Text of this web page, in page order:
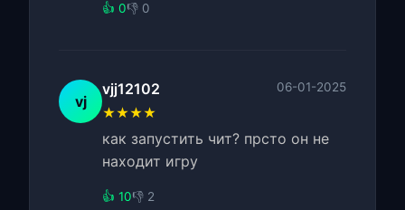
👍 0👎 0
vj
vjj12102 06-01-2025
★★★★
как запустить чит? прсто он не
находит игру
👍 10👎 2